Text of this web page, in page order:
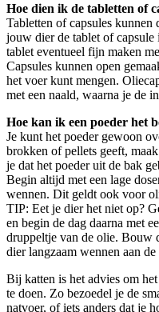
Hoe dien ik de tabletten of
Tabletten of capsules
jouw dier de tablet of
tablet eventueel fijn maken
Capsules kunnen open
het voer kunt mengen.
met een naald, waarna je de
Hoe kan ik een poeder het
Je kunt het poeder gewoon
brokken of pellets geeft,
je dat het poeder uit de bak
Begin altijd met een lage
wennen. Dit geldt ook voor
TIP: Eet je dier het niet op?
en begin de dag daarna met
druppeltje van de olie. Bouw
dier langzaam wennen aan de
Bij katten is het advies om
te doen. Zo bezoedel je de
natvoer, of iets anders dat je